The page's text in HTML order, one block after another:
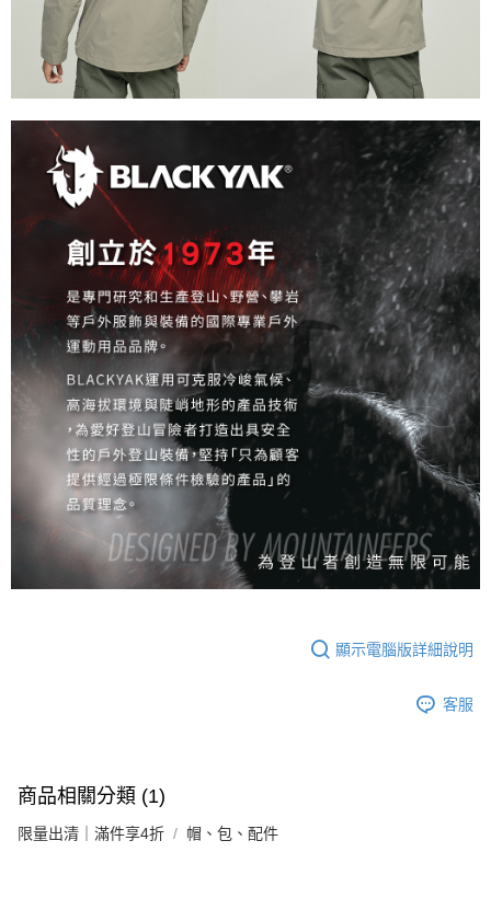
顯示電腦版詳細說明
客服
商品相關分類 (1)
限量出清｜滿件享4折 帽、包、配件